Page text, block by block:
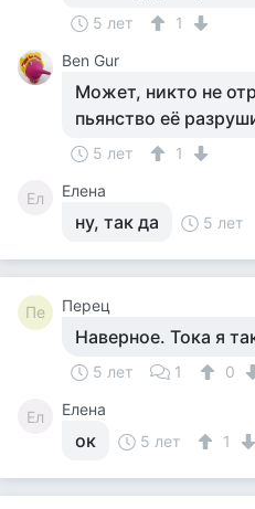
5 лет
1
Ben Gur
Может, никто не
пьянство её
5 лет 1
Ел Елена
ну, так да 5 лет
Пе Перец
Наверное. Тока я
5 лет 1 0
Ел Елена
ок 5 лет 1